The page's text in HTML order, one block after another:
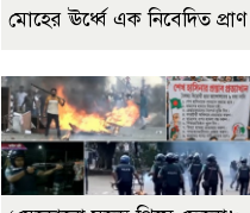
মোহের ঊর্ধ্বে এক নিবেদিত প্রাণ